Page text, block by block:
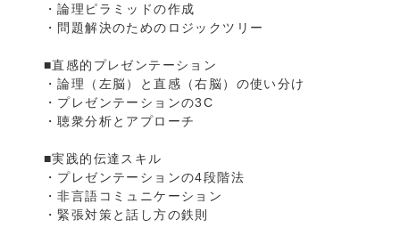
・論理ピラミッドの作成
・問題解決のためのロジックツリー
■直感的プレゼンテーション
・論理（左脳）と直感（右脳）の使い分け
・プレゼンテーションの3C
・聴衆分析とアプローチ
■実践的伝達スキル
・プレゼンテーションの4段階法
・非言語コミュニケーション
・緊張対策と話し方の鉄則